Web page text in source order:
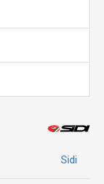
ioni de argint
Sidi